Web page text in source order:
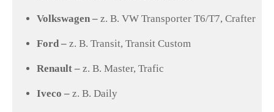
Volkswagen – z. B. VW Transporter T6/T7, Crafter
Ford – z. B. Transit, Transit Custom
Renault – z. B. Master, Trafic
Iveco – z. B. Daily